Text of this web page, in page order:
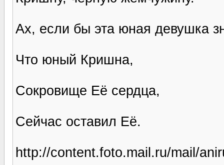
Ах, если бы эта юная девушка
Что юный Кришна,
Сокровище Её сердца,
Сейчас оставил Её.
http://content.foto.mail.ru/mail/